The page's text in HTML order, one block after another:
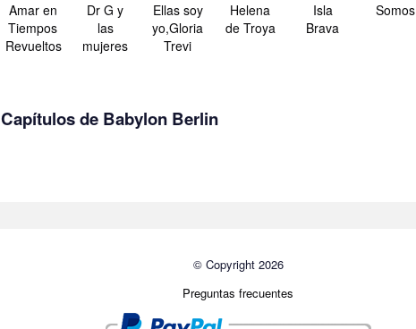
Amar en
Tiempos
Revueltos
Dr G y
las
mujeres
Ellas soy
yo,Gloria
Trevi
Helena
de Troya
Isla
Brava
Somos
Capítulos de Babylon Berlin
© Copyright 2026
Preguntas frecuentes